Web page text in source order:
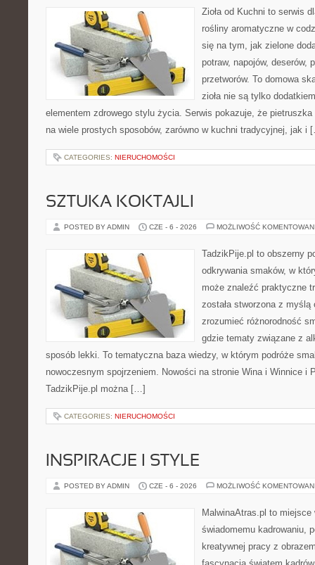
Zioła od Kuchni to serwis
rośliny aromatyczne w
się na tym, jak zielone
potraw, napojów, deserów,
przetworów. To domowa
zioła nie są tylko
elementem zdrowego stylu życia. Serwis pokazuje, że
na wiele prostych sposobów, zarówno w kuchni tradycyjnej, jak i
CATEGORIES: NIERUCHOMOŚCI
SZTUKA KOKTAJLI
POSTED BY ADMIN CZE - 6 - 2026 MOŻLIWOŚĆ
TadzikPije.pl to obszerny
odkrywania smaków, w
może znaleźć praktyczne
została stworzona z
zrozumieć różnorodność
gdzie tematy związane z
sposób lekki. To tematyczna baza wiedzy, w którym podróże
nowoczesnym spojrzeniem. Nowości na stronie Wina i Winnice i
TadzikPije.pl można […]
CATEGORIES: NIERUCHOMOŚCI
INSPIRACJE I STYLE
POSTED BY ADMIN CZE - 6 - 2026 MOŻLIWOŚĆ
MalwinaAtras.pl to
świadomemu kadrowaniu,
kreatywnej pracy z